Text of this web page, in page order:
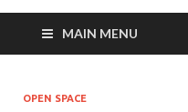
MAIN MENU
OPEN SPACE